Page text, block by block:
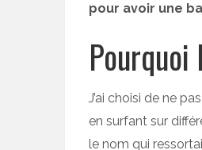
pour avoir une
J’ai choisi de ne
en surfant sur
le nom qui